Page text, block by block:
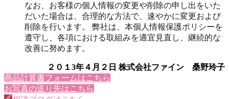
なお、お客様の個人情報の変更や削除の申し出をいた
だいた場合は、合理的な方法で、速やかに変更および
削除を行います。 弊社は、本個人情報保護ポリシーを
遵守し、各項における取組みを適宜見直し、継続的な
改善に努めます。
２０１3年４月２日 株式会社ファイン 桑野玲子
商品計算書フォームはこちら
お写真の送り先はこちら